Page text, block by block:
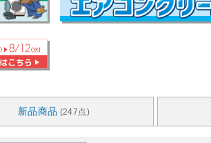
新品商品 (247点)